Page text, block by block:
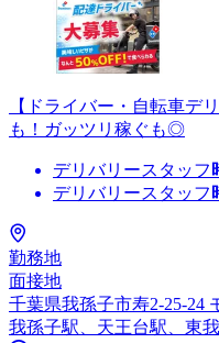
【ドライバー・自転車デ
も！ガッツリ稼ぐも◎
デリバリースタッフ
デリバリースタッフ
勤務地
面接地
千葉県我孫子市寿2-25-24
我孫子駅、天王台駅、東